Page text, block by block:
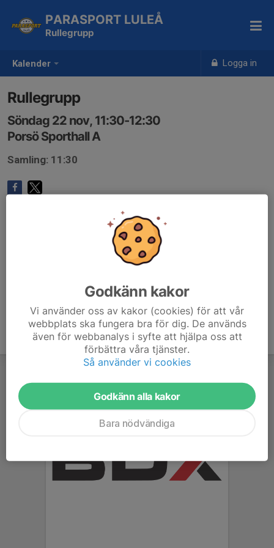
Kalender Logga in
PARASPORT LULEÅ
Rullegrupp
Rullegrupp
Söndag 22 nov, 11:30-12:30
Porsö Sporthall A
Samling: 11:30
Anmälan är öppen för gruppens medlemmar.
Godkänn kakor
Vi använder oss av kakor (cookies) för att vår
webbplats ska fungera bra för dig. De används
även för webbanalys i syfte att hjälpa oss att
förbättra våra tjänster.
Så använder vi cookies
Godkänn alla kakor
Bara nödvändiga